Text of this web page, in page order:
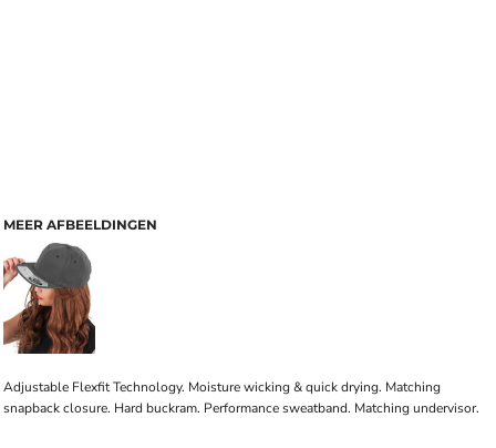
MEER AFBEELDINGEN
Adjustable Flexfit Technology. Moisture wicking & quick drying. Matching
snapback closure. Hard buckram. Performance sweatband. Matching undervisor.